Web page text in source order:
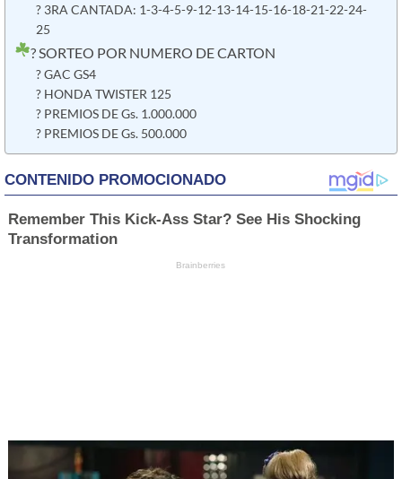
? 3RA CANTADA: 1-3-4-5-9-12-13-14-15-16-18-21-22-24-
25
? SORTEO POR NUMERO DE CARTON
? GAC GS4
? HONDA TWISTER 125
? PREMIOS DE Gs. 1.000.000
? PREMIOS DE Gs. 500.000